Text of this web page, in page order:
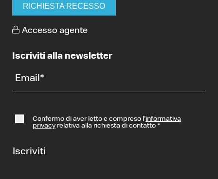
RICHIESTA RECESSO
Accesso agente
Iscriviti alla newsletter
Email *
Confermo di aver letto e compreso l’informativa
privacyrelativa alla richiesta di contatto *
Iscriviti